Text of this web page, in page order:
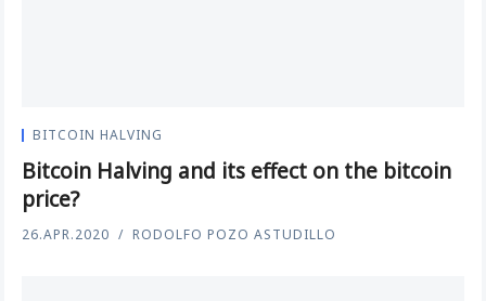
BITCOIN HALVING
Bitcoin Halving and its effect on the bitcoin
price?
26.APR.2020 RODOLFO POZO ASTUDILLO